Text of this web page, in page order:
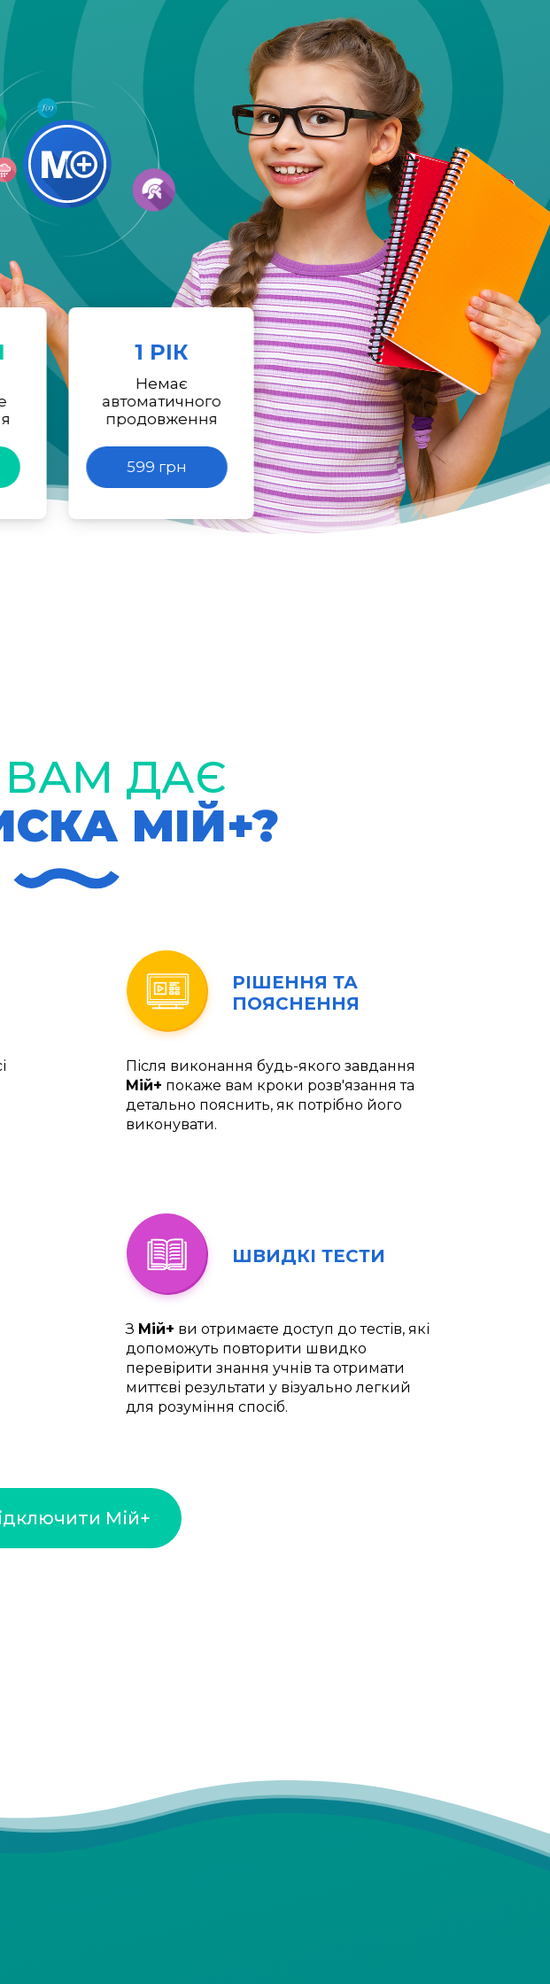
1 РІК
Немає
автоматичного
продовження
599 грн
ДАЄ
МІЙ+?
РІШЕННЯ ТА
ПОЯСНЕННЯ
Після виконання будь-якого завдання
Мій+ покаже вам кроки розв'язання та
детально пояснить, як потрібно його
виконувати.
ШВИДКІ ТЕСТИ
З Мій+ ви отримаєте доступ до тестів, які
допоможуть повторити швидко
перевірити знання учнів та отримати
миттєві результати у візуально легкий
для розуміння спосіб.
Мій+